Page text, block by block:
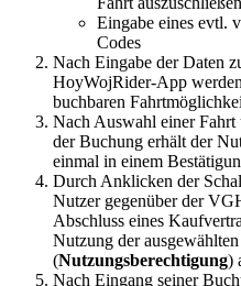
Eingabe eines evtl.
Codes
Nach Eingabe der Daten
HoyWojRider-App
buchbaren
Nach Auswahl einer
der Buchung erhält der
einmal in einem
Durch Anklicken der
Nutzer gegenüber der
Abschluss eines
Nutzung der
(Nutzungsberechtigung)
Nach Eingang seiner